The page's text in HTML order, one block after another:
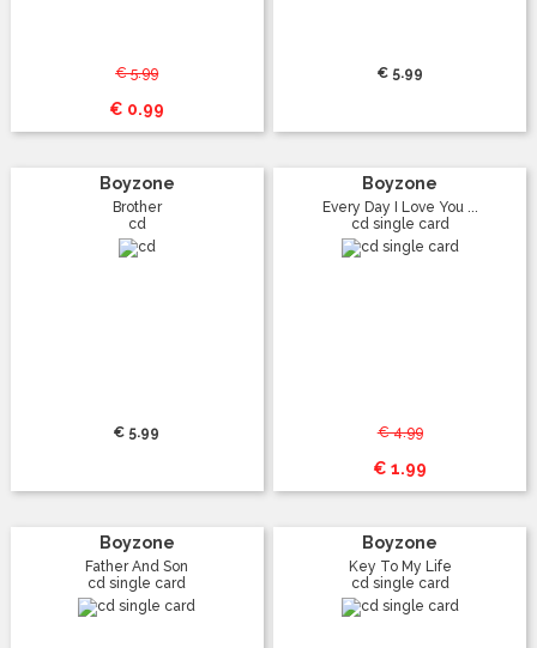
€ 5.99
€ 0.99
€ 5.99
Boyzone
Brother
cd
€ 5.99
Boyzone
Every Day I Love You ...
cd single card
€ 4.99
€ 1.99
Boyzone
Father And Son
cd single card
Boyzone
Key To My Life
cd single card